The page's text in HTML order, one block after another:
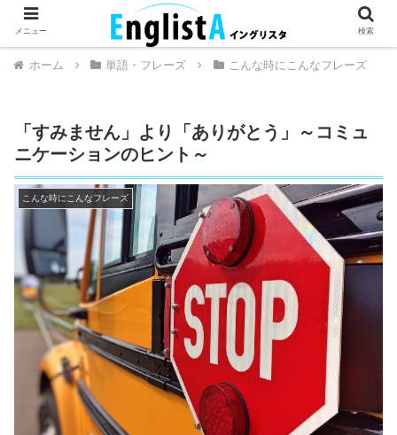
英語が話せるとちょっとハッピー。
ホーム 単語・フレーズ こんな時にこんなフレーズ
「すみません」より「ありがとう」～コミュ
ニケーションのヒント～
こんな時にこんなフレーズ
メニュー 検索